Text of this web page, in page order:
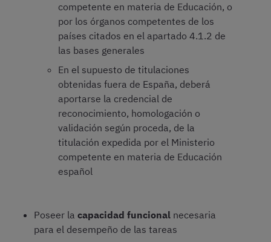
competente en materia de Educación, o
por los órganos competentes de los
países citados en el apartado 4.1.2 de
las bases generales
En el supuesto de titulaciones
obtenidas fuera de España, deberá
aportarse la credencial de
reconocimiento, homologación o
validación según proceda, de la
titulación expedida por el Ministerio
competente en materia de Educación
español
Poseer la capacidad funcional necesaria
para el desempeño de las tareas